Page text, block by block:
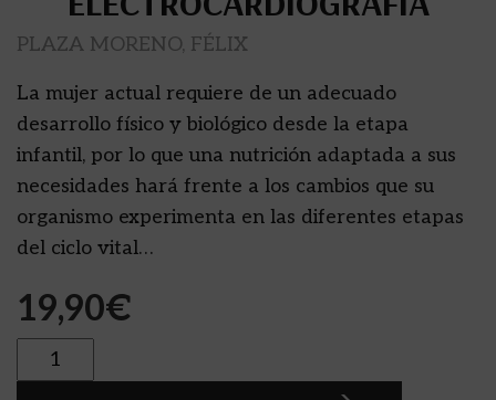
PLAZA MORENO, FÉLIX
La mujer actual requiere de un adecuado
desarrollo físico y biológico desde la etapa
infantil, por lo que una nutrición adaptada a sus
necesidades hará frente a los cambios que su
organismo experimenta en las diferentes etapas
del ciclo vital…
19,90€
Cantidad